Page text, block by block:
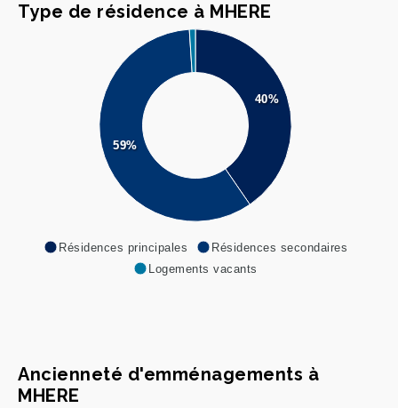
Type de résidence à MHERE
40%
59%
Résidences principales
Résidences secondaires
Logements vacants
Ancienneté d'emménagements à
MHERE